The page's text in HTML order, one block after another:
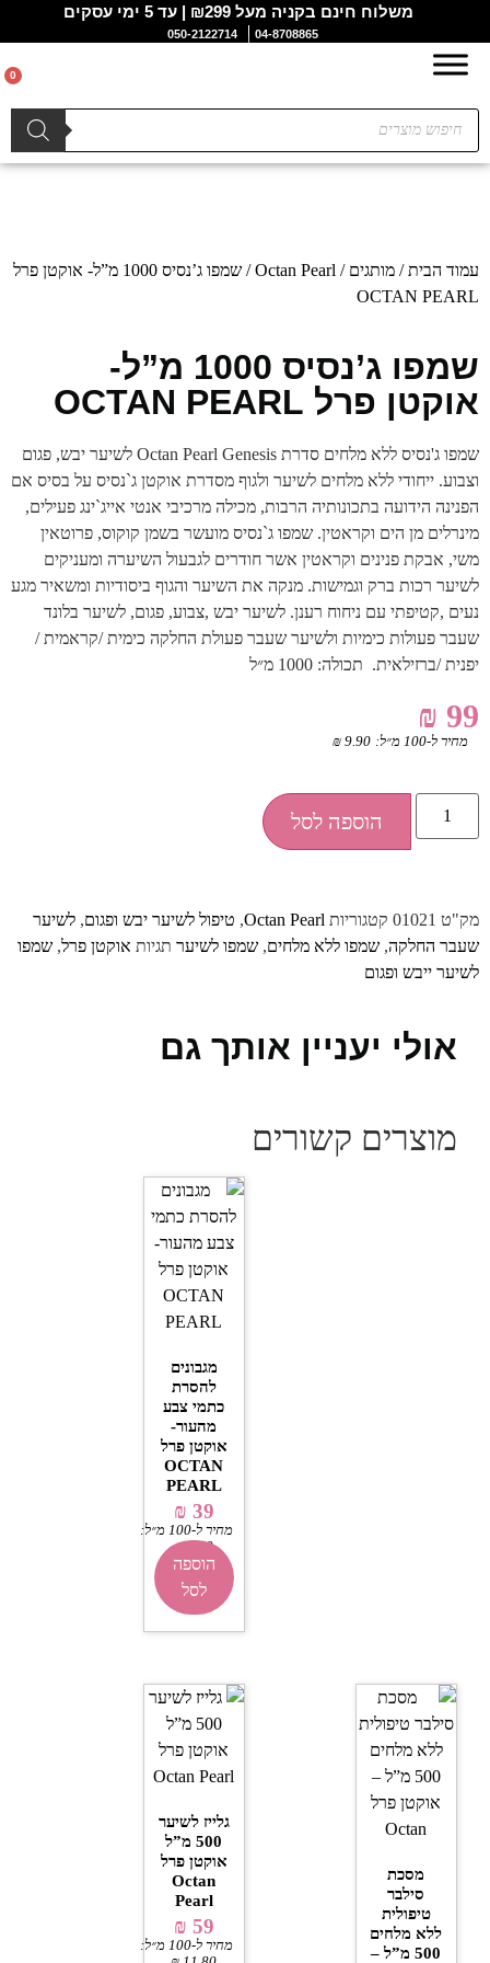
משלוח חינם בקניה מעל ₪299 | עד 5 ימי עסקים
04-8708865
050-2122714
0
עמוד הבית/מותגים/
Octan Pearl
/ שמפו ג’נסיס 1000 מ”ל- אוקטן פרל
OCTAN PEARL
שמפו ג’נסיס 1000 מ”ל-
אוקטן פרל OCTAN PEARL
שמפו ג'נסיס ללא מלחים סדרת Octan Pearl Genesis לשיער יבש, פגום
וצבוע. ייחודי ללא מלחים לשיער ולגוף מסדרת אוקטן ג`נסיס על בסיס אם
הפנינה הידועה בתכונותיה הרבות, מכילה מרכיבי אנטי אייג`ינג פעילים,
מינרלים מן הים וקראטין. שמפו ג`נסיס מועשר בשמן קוקוס, פרוטאין
משי, אבקת פנינים וקראטין אשר חודרים לגבעול השיערה ומעניקים
לשיער רכות ברק וגמישות. מנקה את השיער והגוף ביסודיות ומשאיר מגע
נעים ,קטיפתי עם ניחוח רענן. לשיער יבש ,צבוע, פגום, לשיער בלונד
שעבר פעולות כימיות ולשיער שעבר פעולת החלקה כימית /קראמית /
יפנית /ברזילאית. תכולה: 1000 מ״ל
₪ 99
מחיר ל-100 מ״ל: ₪9.90
הוספה לסל
מק"ט01021 קטגוריות Octan Pearl
, טיפול לשיער יבש ופגום, לשיער
שעבר החלקה, שמפו ללא מלחים, שמפו לשיער תגיות אוקטן פרל, שמפו
לשיער ייבש ופגום
אולי יעניין אותך גם
מוצרים קשורים
מגבונים
להסרת
כתמי צבע
מהעור-
אוקטן פרל
OCTAN
PEARL
₪ 39
מחיר ל-100 מ״ל:
₪
7.80
הוספה
לסל
מסכת
סילבר
טיפולית
ללא מלחים
500 מ”ל –
גלייז לשיער
500 מ”ל
אוקטן פרל
Octan
Pearl
₪ 59
מחיר ל-100 מ״ל: